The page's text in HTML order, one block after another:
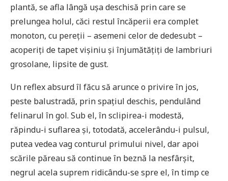
plantă, se afla lângă ușa deschisă prin care se
prelungea holul, căci restul încăperii era complet
monoton, cu pereții – asemeni celor de dedesubt –
acoperiți de tapet vișiniu și înjumătățiți de lambriuri
grosolane, lipsite de gust.
Un reflex absurd îl făcu să arunce o privire în jos,
peste balustradă, prin spațiul deschis, pendulând
felinarul în gol. Sub el, în sclipirea-i modestă,
răpindu-i suflarea și, totodată, accelerându-i pulsul,
putea vedea vag conturul primului nivel, dar apoi
scările păreau să continue în beznă la nesfârșit,
negrul acela suprem ridicându-se spre el, în timp ce